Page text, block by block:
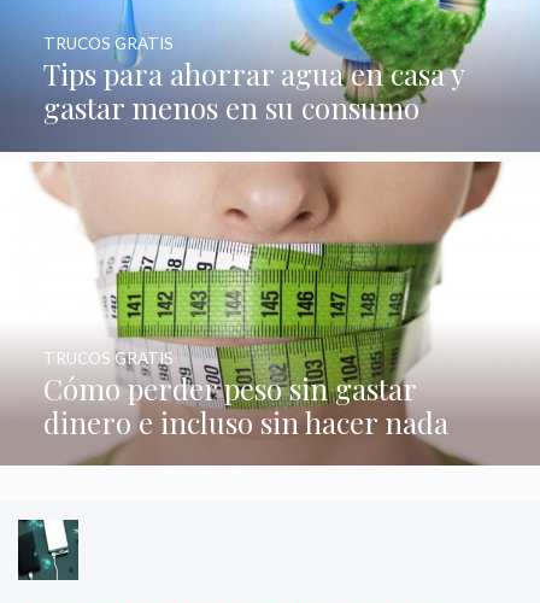
Tips para ahorrar agua en casa y
gastar menos en su consumo
TRUCOS GRATIS
Cómo perder peso sin gastar
dinero e incluso sin hacer nada
TRUCOS GRATIS